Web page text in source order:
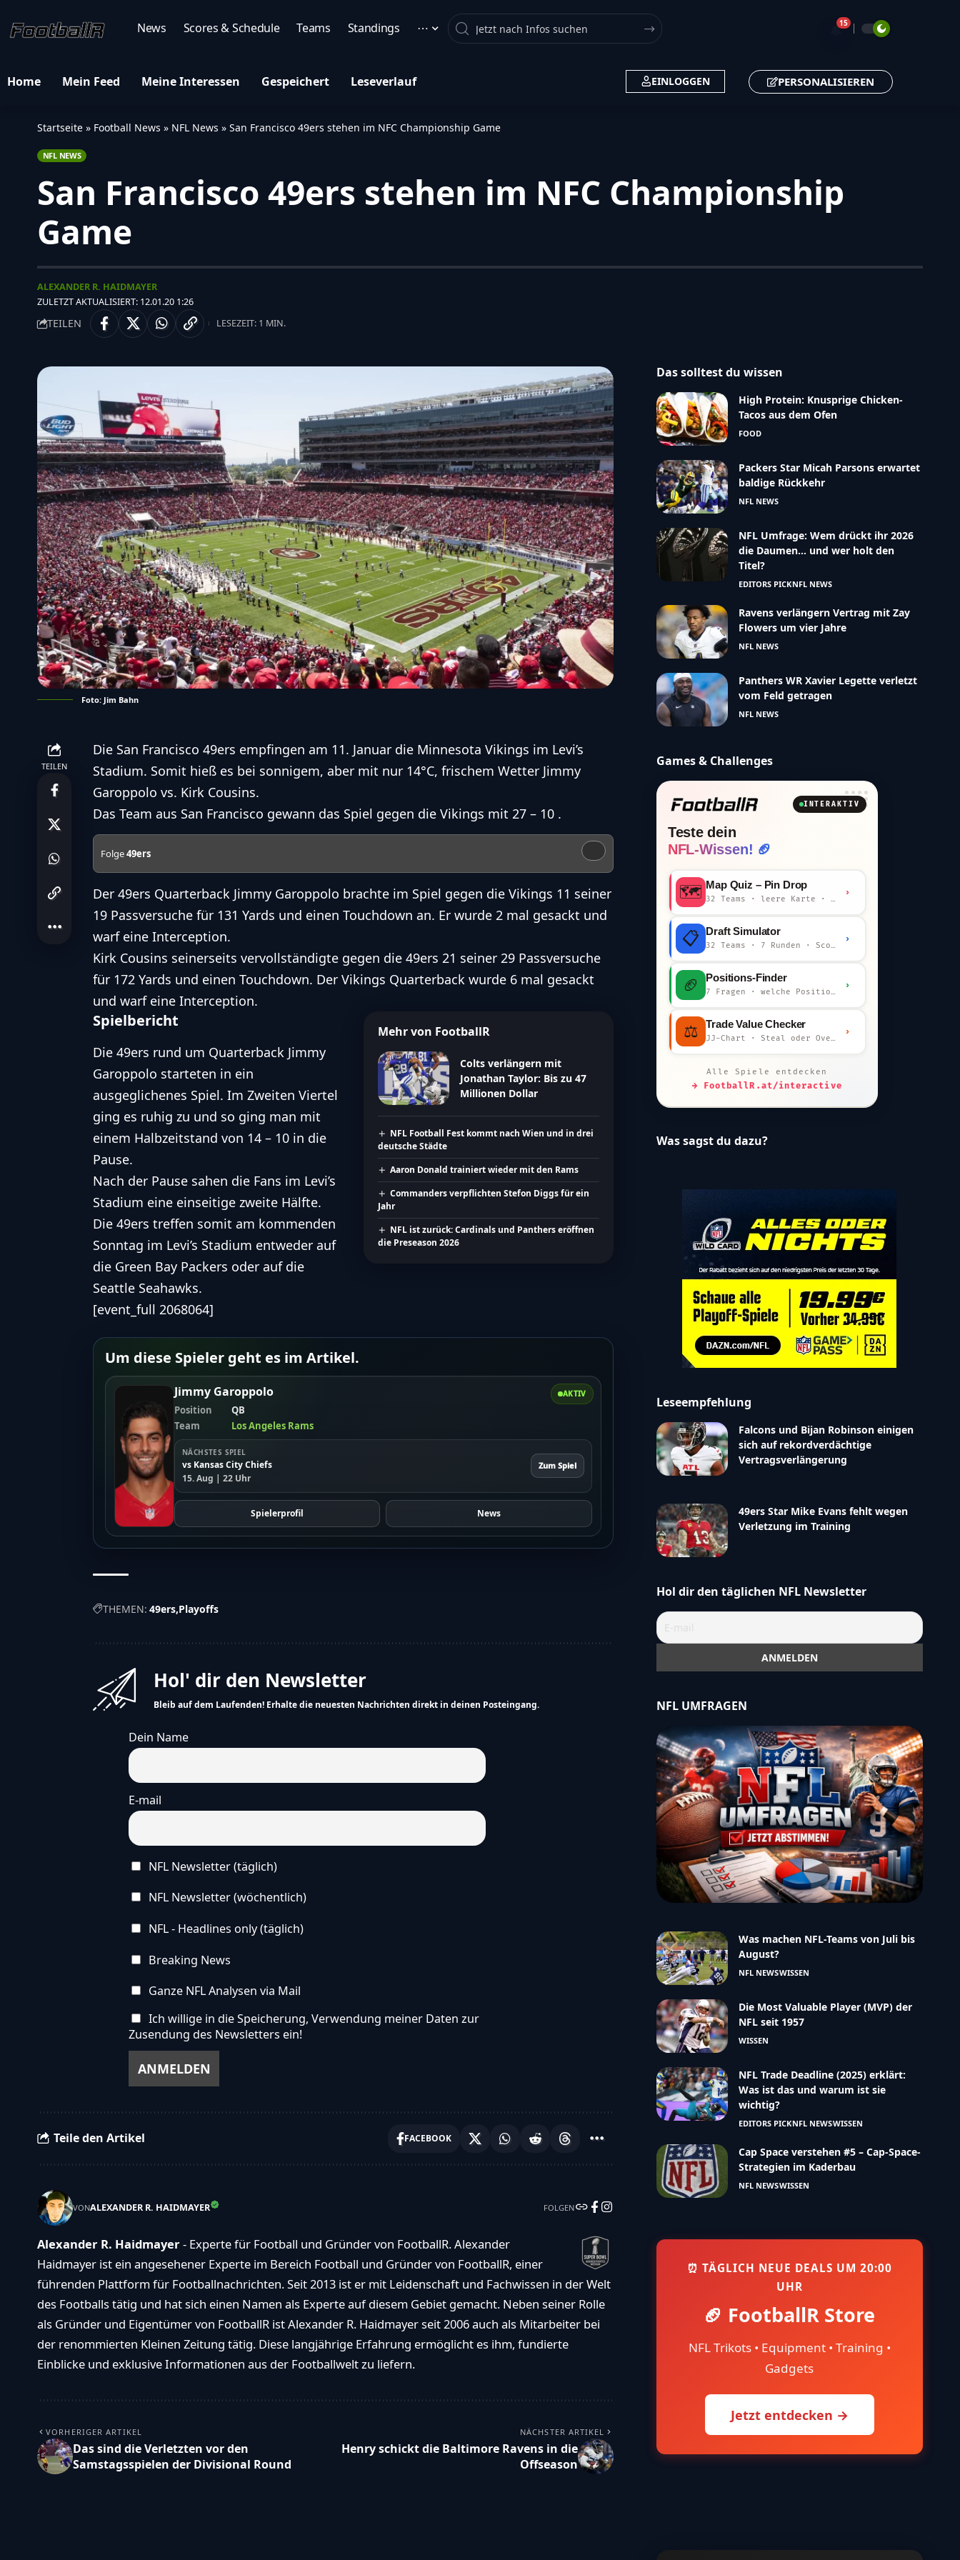
News Scores & Schedule Teams Standings ⋯ Search 🔔15
Home Mein Feed Meine Interessen Gespeichert Leseverlauf EINLOGGEN PERSONALISIEREN
Startseite » Football News » NFL News » San Francisco 49ers stehen im NFC Championship Game
NFL NEWS
San Francisco 49ers stehen im NFC Championship
Game
ZULETZT AKTUALISIERT: 12.01.20 1:26
ALEXANDER R. HAIDMAYER
TEILEN LESEZEIT: 1 MIN.
Foto: Jim Bahn
TEILEN
Die San Francisco 49ers empfingen am 11. Januar die Minnesota Vikings im Levi’s
Stadium. Somit hieß es bei sonnigem, aber mit nur 14°C, frischem Wetter Jimmy
Garoppolo vs. Kirk Cousins.
Das Team aus San Francisco gewann das Spiel gegen die Vikings mit 27 – 10 .
Folge49ers
Der 49ers Quarterback Jimmy Garoppolo brachte im Spiel gegen die Vikings 11 seiner
19 Passversuche für 131 Yards und einen Touchdown an. Er wurde 2 mal gesackt und
warf eine Interception.
Kirk Cousins seinerseits vervollständigte gegen die 49ers 21 seiner 29 Passversuche
für 172 Yards und einen Touchdown. Der Vikings Quarterback wurde 6 mal gesackt
und warf eine Interception.
Mehr von FootballR
Colts verlängern mit
Jonathan Taylor: Bis zu 47
Millionen Dollar
NFL Football Fest kommt nach Wien und in drei
deutsche Städte
Aaron Donald trainiert wieder mit den Rams
Commanders verpflichten Stefon Diggs für ein
Jahr
NFL ist zurück: Cardinals und Panthers eröffnen
die Preseason 2026
Spielbericht
Die 49ers rund um Quarterback Jimmy
Garoppolo starteten in ein
ausgeglichenes Spiel. Im Zweiten Viertel
ging es ruhig zu und so ging man mit
einem Halbzeitstand von 14 – 10 in die
Pause.
Nach der Pause sahen die Fans im Levi’s
Stadium eine einseitige zweite Hälfte.
Die 49ers treffen somit am kommenden
Sonntag im Levi’s Stadium entweder auf
die Green Bay Packers oder auf die
Seattle Seahawks.
[event_full 2068064]
Um diese Spieler geht es im Artikel.
AKTIV
Jimmy Garoppolo
Position
QB
Team
Los Angeles Rams
NÄCHSTES SPIEL
vs Kansas City Chiefs
15. Aug | 22 Uhr
Zum Spiel
Spielerprofil News
THEMEN: 49ers Playoffs
Hol' dir den Newsletter
Bleib auf dem Laufenden! Erhalte die neuesten Nachrichten direkt in deinen Posteingang.
Dein Name
E-mail
NFL Newsletter (täglich)
NFL Newsletter (wöchentlich)
NFL - Headlines only (täglich)
Breaking News
Ganze NFL Analysen via Mail
Ich willige in die Speicherung, Verwendung meiner Daten zur
Zusendung des Newsletters ein!
Teile den Artikel FACEBOOK
VONALEXANDER R. HAIDMAYER FOLGEN
Alexander R. Haidmayer- Experte für Football und Gründer von FootballR. Alexander
Haidmayer ist ein angesehener Experte im Bereich Football und Gründer von FootballR, einer
führenden Plattform für Footballnachrichten. Seit 2013 ist er mit Leidenschaft und Fachwissen in der Welt
des Footballs tätig und hat sich einen Namen als Experte auf diesem Gebiet gemacht. Neben seiner Rolle
als Gründer und Eigentümer von FootballR ist Alexander R. Haidmayer seit 2006 auch als Mitarbeiter bei
der renommierten Kleinen Zeitung tätig. Diese langjährige Erfahrung ermöglicht es ihm, fundierte
Einblicke und exklusive Informationen aus der Footballwelt zu liefern.
VORHERIGER ARTIKEL
Das sind die Verletzten vor den
Samstagsspielen der Divisional Round
NÄCHSTER ARTIKEL
Henry schickt die Baltimore Ravens in die
Offseason
Das solltest du wissen
High Protein: Knusprige Chicken-
Tacos aus dem Ofen
FOOD
Packers Star Micah Parsons erwartet
baldige Rückkehr
NFL NEWS
NFL Umfrage: Wem drückt ihr 2026
die Daumen… und wer holt den
Titel?
EDITORS PICKNFL NEWS
Ravens verlängern Vertrag mit Zay
Flowers um vier Jahre
NFL NEWS
Panthers WR Xavier Legette verletzt
vom Feld getragen
NFL NEWS
Games & Challenges
INTERAKTIV
Teste dein
NFL-Wissen! 🏈
🗺️ Map Quiz – Pin Drop
32 Teams · leere Karte · km-Wertung
›
📋 Draft Simulator
32 Teams · 7 Runden · Scout-Kommentar
›
🏈 Positions-Finder
7 Fragen · welche Position bist du?
›
⚖️ Trade Value Checker
JJ-Chart · Steal oder Overpay?
›
Alle Spiele entdecken
→ FootballR.at/interactive
Was sagst du dazu?
Leseempfehlung
Falcons und Bijan Robinson einigen
sich auf rekordverdächtige
Vertragsverlängerung
49ers Star Mike Evans fehlt wegen
Verletzung im Training
Hol dir den täglichen NFL Newsletter
NFL UMFRAGEN
Was machen NFL-Teams von Juli bis
August?
NFL NEWSWISSEN
Die Most Valuable Player (MVP) der
NFL seit 1957
WISSEN
NFL Trade Deadline (2025) erklärt:
Was ist das und warum ist sie
wichtig?
EDITORS PICKNFL NEWSWISSEN
Cap Space verstehen #5 – Cap-Space-
Strategien im Kaderbau
NFL NEWSWISSEN
⏰ TÄGLICH NEUE DEALS UM 20:00
UHR
🏈 FootballR Store
NFL Trikots • Equipment • Training •
Gadgets
Jetzt entdecken →